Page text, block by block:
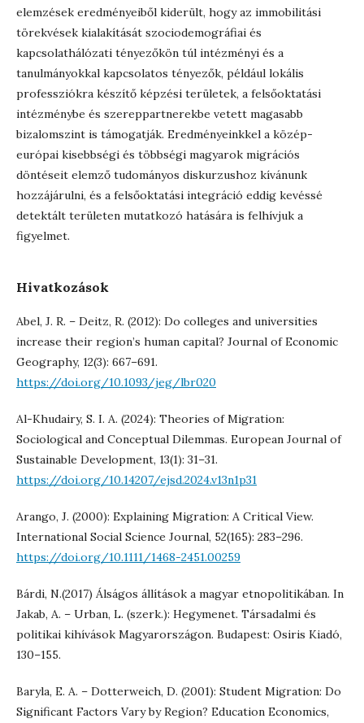
elemzések eredményeiből kiderült, hogy az immobilitási
törekvések kialakítását szociodemográfiai és
kapcsolathálózati tényezőkön túl intézményi és a
tanulmányokkal kapcsolatos tényezők, például lokális
professziókra készítő képzési területek, a felsőoktatási
intézménybe és szereppartnerekbe vetett magasabb
bizalomszint is támogatják. Eredményeinkkel a közép-
európai kisebbségi és többségi magyarok migrációs
döntéseit elemző tudományos diskurzushoz kívánunk
hozzájárulni, és a felsőoktatási integráció eddig kevéssé
detektált területen mutatkozó hatására is felhívjuk a
figyelmet.
Hivatkozások
Abel, J. R. – Deitz, R. (2012): Do colleges and universities
increase their region’s human capital? Journal of Economic
Geography, 12(3): 667–691.
https://doi.org/10.1093/jeg/lbr020
Al-Khudairy, S. I. A. (2024): Theories of Migration:
Sociological and Conceptual Dilemmas. European Journal of
Sustainable Development, 13(1): 31–31.
https://doi.org/10.14207/ejsd.2024.v13n1p31
Arango, J. (2000): Explaining Migration: A Critical View.
International Social Science Journal, 52(165): 283–296.
https://doi.org/10.1111/1468-2451.00259
Bárdi, N.(2017) Álságos állítások a magyar etnopolitikában. In
Jakab, A. – Urban, L. (szerk.): Hegymenet. Társadalmi és
politikai kihívások Magyarországon. Budapest: Osiris Kiadó,
130–155.
Baryla, E. A. – Dotterweich, D. (2001): Student Migration: Do
Significant Factors Vary by Region? Education Economics,